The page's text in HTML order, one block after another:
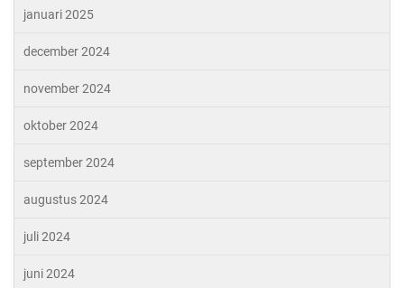
januari 2025
december 2024
november 2024
oktober 2024
september 2024
augustus 2024
juli 2024
juni 2024